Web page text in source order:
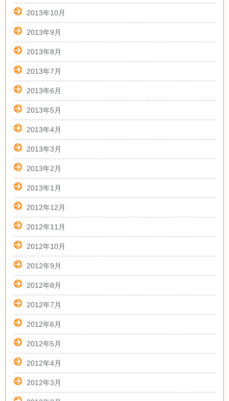
2013年10月
2013年9月
2013年8月
2013年7月
2013年6月
2013年5月
2013年4月
2013年3月
2013年2月
2013年1月
2012年12月
2012年11月
2012年10月
2012年9月
2012年8月
2012年7月
2012年6月
2012年5月
2012年4月
2012年3月